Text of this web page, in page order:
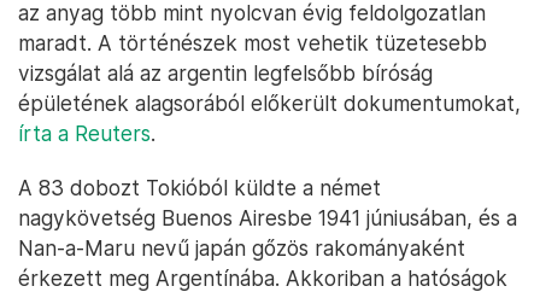
az anyag több mint nyolcvan évig feldolgozatlan
maradt. A történészek most vehetik tüzetesebb
vizsgálat alá az argentin legfelsőbb bíróság
épületének alagsorából előkerült dokumentumokat,
írta a Reuters.
A 83 dobozt Tokióból küldte a német
nagykövetség Buenos Airesbe 1941 júniusában, és a
Nan-a-Maru nevű japán gőzös rakományaként
érkezett meg Argentínába. Akkoriban a hatóságok